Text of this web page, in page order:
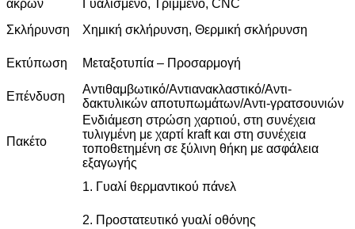
άκρων
Γυαλισμένο, Τριμμένο, CNC
Σκλήρυνση
Χημική σκλήρυνση, Θερμική σκλήρυνση
Εκτύπωση Μεταξοτυπία – Προσαρμογή
Επένδυση
Αντιθαμβωτικό/Αντιανακλαστικό/Αντι-
δακτυλικών αποτυπωμάτων/Αντι-γρατσουνιών
Πακέτο
Ενδιάμεση στρώση χαρτιού, στη συνέχεια
τυλιγμένη με χαρτί kraft και στη συνέχεια
τοποθετημένη σε ξύλινη θήκη με ασφάλεια
εξαγωγής
1. Γυαλί θερμαντικού πάνελ
2. Προστατευτικό γυαλί οθόνης